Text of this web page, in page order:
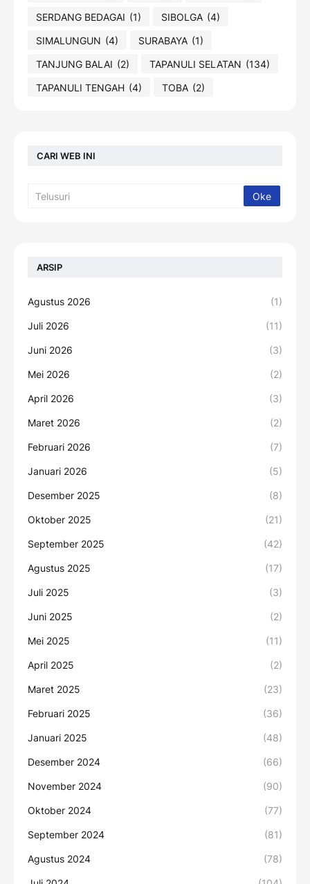
SERDANG BEDAGAI (1) SIBOLGA (4)
SIMALUNGUN (4) SURABAYA (1)
TANJUNG BALAI (2) TAPANULI SELATAN (134)
TAPANULI TENGAH (4) TOBA (2)
CARI WEB INI
ARSIP
Agustus 2026 (1)
Juli 2026 (11)
Juni 2026 (3)
Mei 2026 (2)
April 2026 (3)
Maret 2026 (2)
Februari 2026 (7)
Januari 2026 (5)
Desember 2025 (8)
Oktober 2025 (21)
September 2025 (42)
Agustus 2025 (17)
Juli 2025 (3)
Juni 2025 (2)
Mei 2025 (11)
April 2025 (2)
Maret 2025 (23)
Februari 2025 (36)
Januari 2025 (48)
Desember 2024 (66)
November 2024 (90)
Oktober 2024 (77)
September 2024 (81)
Agustus 2024 (78)